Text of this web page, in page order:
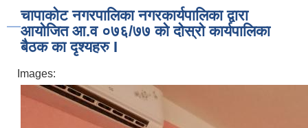
चापाकोट नगरपालिका नगरकार्यपालिका द्वारा
आयोजित आ.व ०७६/७७ को दोस्रो कार्यपालिका
बैठक का दृश्यहरु I
Images: